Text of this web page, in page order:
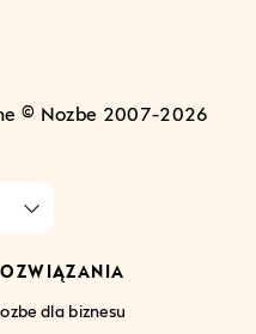
© Nozbe 2007-2026
dla biznesu